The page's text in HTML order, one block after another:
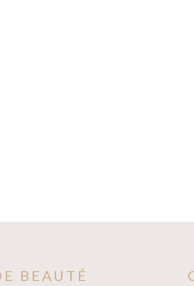
BEAUTÉ